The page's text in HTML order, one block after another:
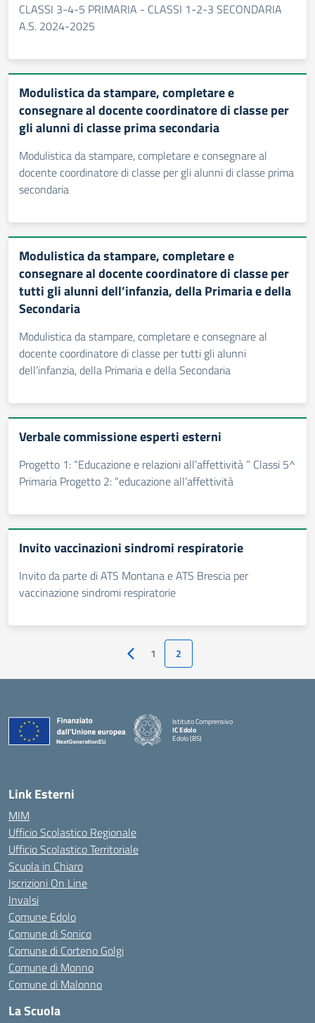
CLASSI 3-4-5 PRIMARIA - CLASSI 1-2-3 SECONDARIA
A.S. 2024-2025
Modulistica da stampare, completare e
consegnare al docente coordinatore di classe per
gli alunni di classe prima secondaria
Modulistica da stampare, completare e consegnare al
docente coordinatore di classe per gli alunni di classe prima
secondaria
Modulistica da stampare, completare e
consegnare al docente coordinatore di classe per
tutti gli alunni dell’infanzia, della Primaria e della
Secondaria
Modulistica da stampare, completare e consegnare al
docente coordinatore di classe per tutti gli alunni
dell’infanzia, della Primaria e della Secondaria
Verbale commissione esperti esterni
Progetto 1: “Educazione e relazioni all’affettività ” Classi 5^
Primaria Progetto 2: “educazione all’affettività
Invito vaccinazioni sindromi respiratorie
Invito da parte di ATS Montana e ATS Brescia per
vaccinazione sindromi respiratorie
Pagina precedente
1 2
Istituto Comprensivo
IC Edolo
Edolo (BS)
Link Esterni
MIM
Ufficio Scolastico Regionale
Ufficio Scolastico Territoriale
Scuola in Chiaro
Iscrizioni On Line
Invalsi
Comune Edolo
Comune di Sonico
Comune di Corteno Golgi
Comune di Monno
Comune di Malonno
La Scuola